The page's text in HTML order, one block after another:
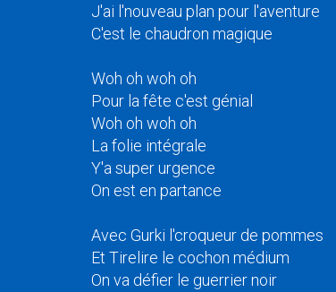
J'ai l'nouveau plan pour l'aventure
C'est le chaudron magique
Woh oh woh oh
Pour la fête c'est génial
Woh oh woh oh
La folie intégrale
Y'a super urgence
On est en partance
Avec Gurki l'croqueur de pommes
Et Tirelire le cochon médium
On va défier le guerrier noir